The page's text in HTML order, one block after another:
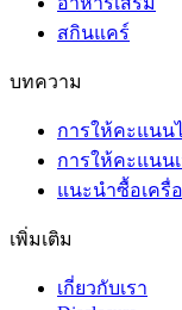
สกินแคร์
บทความ
การให้คะแนน
การให้คะแนน
แนะนำซื้อเครื่
เพิ่มเติม
เกี่ยวกับเรา